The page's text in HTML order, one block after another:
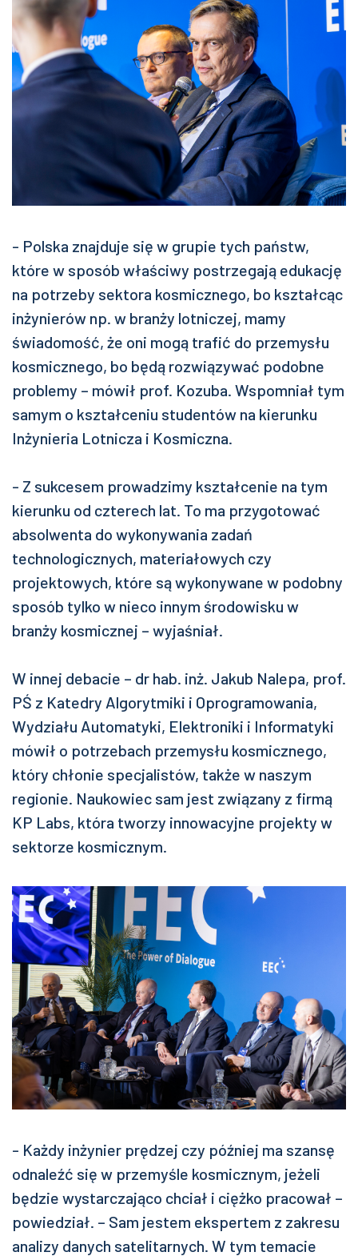
- Polska znajduje się w grupie tych państw,
które w sposób właściwy postrzegają edukację
na potrzeby sektora kosmicznego, bo kształcąc
inżynierów np. w branży lotniczej, mamy
świadomość, że oni mogą trafić do przemysłu
kosmicznego, bo będą rozwiązywać podobne
problemy – mówił prof. Kozuba. Wspomniał tym
samym o kształceniu studentów na kierunku
Inżynieria Lotnicza i Kosmiczna.
- Z sukcesem prowadzimy kształcenie na tym
kierunku od czterech lat. To ma przygotować
absolwenta do wykonywania zadań
technologicznych, materiałowych czy
projektowych, które są wykonywane w podobny
sposób tylko w nieco innym środowisku w
branży kosmicznej – wyjaśniał.
W innej debacie – dr hab. inż. Jakub Nalepa, prof.
PŚ z Katedry Algorytmiki i Oprogramowania,
Wydziału Automatyki, Elektroniki i Informatyki
mówił o potrzebach przemysłu kosmicznego,
który chłonie specjalistów, także w naszym
regionie. Naukowiec sam jest związany z firmą
KP Labs, która tworzy innowacyjne projekty w
sektorze kosmicznym.
- Każdy inżynier prędzej czy później ma szansę
odnaleźć się w przemyśle kosmicznym, jeżeli
będzie wystarczająco chciał i ciężko pracował –
powiedział. – Sam jestem ekspertem z zakresu
analizy danych satelitarnych. W tym temacie